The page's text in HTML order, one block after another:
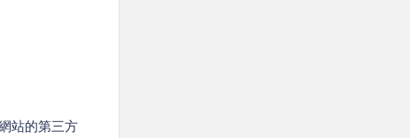
站的第三方